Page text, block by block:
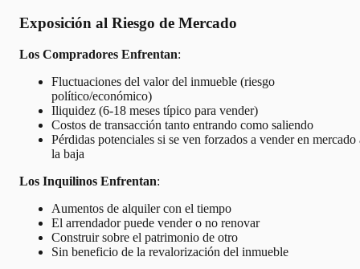
Exposición al Riesgo de Mercado
Los Compradores Enfrentan:
Fluctuaciones del valor del inmueble (riesgo
político/económico)
Iliquidez (6-18 meses típico para vender)
Costos de transacción tanto entrando como saliendo
Pérdidas potenciales si se ven forzados a vender en mercado
la baja
Los Inquilinos Enfrentan:
Aumentos de alquiler con el tiempo
El arrendador puede vender o no renovar
Construir sobre el patrimonio de otro
Sin beneficio de la revalorización del inmueble